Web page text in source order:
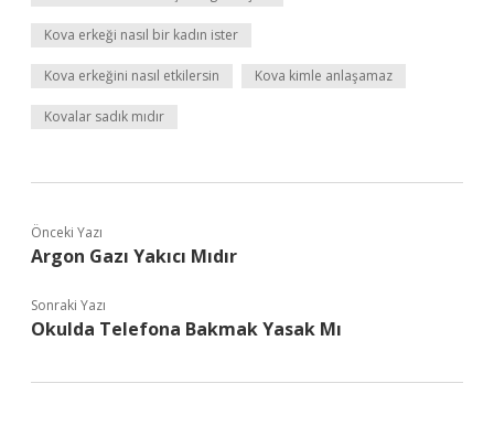
Kova erkeği nasıl bir kadın ister
Kova erkeğini nasıl etkilersin Kova kimle anlaşamaz
Kovalar sadık mıdır
Önceki Yazı
Argon Gazı Yakıcı Mıdır
Sonraki Yazı
Okulda Telefona Bakmak Yasak Mı